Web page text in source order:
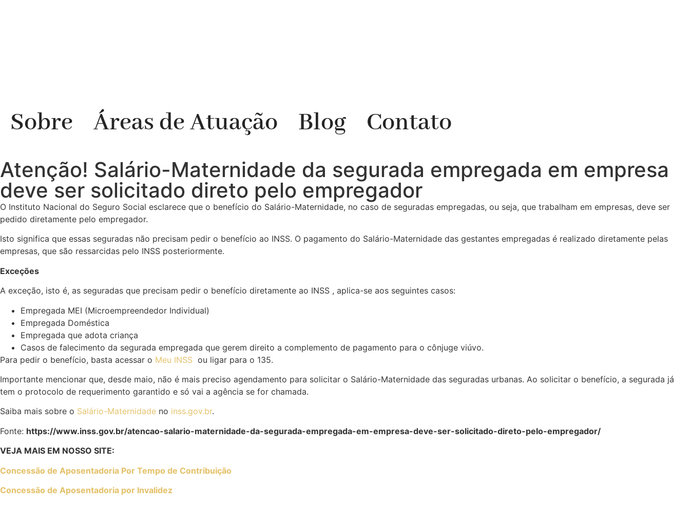
Sobre Áreas de Atuação Blog Contato
Atenção! Salário-Maternidade da segurada empregada em empresa
deve ser solicitado direto pelo empregador
O Instituto Nacional do Seguro Social esclarece que o benefício do Salário-Maternidade, no caso de seguradas empregadas, ou seja, que trabalham em empresas, deve ser
pedido diretamente pelo empregador.
Isto significa que essas seguradas não precisam pedir o benefício ao INSS. O pagamento do Salário-Maternidade das gestantes empregadas é realizado diretamente pelas
empresas, que são ressarcidas pelo INSS posteriormente.
Exceções
A exceção, isto é, as seguradas que precisam pedir o benefício diretamente ao INSS , aplica-se aos seguintes casos:
Empregada MEI (Microempreendedor Individual)
Empregada Doméstica
Empregada que adota criança
Casos de falecimento da segurada empregada que gerem direito a complemento de pagamento para o cônjuge viúvo.
Para pedir o benefício, basta acessar o Meu INSS ou ligar para o 135.
Importante mencionar que, desde maio, não é mais preciso agendamento para solicitar o Salário-Maternidade das seguradas urbanas. Ao solicitar o benefício, a segurada já
tem o protocolo de requerimento garantido e só vai a agência se for chamada.
Saiba mais sobre o Salário-Maternidade no inss.gov.br.
Fonte: https://www.inss.gov.br/atencao-salario-maternidade-da-segurada-empregada-em-empresa-deve-ser-solicitado-direto-pelo-empregador/
VEJA MAIS EM NOSSO SITE:
Concessão de Aposentadoria Por Tempo de Contribuição
Concessão de Aposentadoria por Invalidez